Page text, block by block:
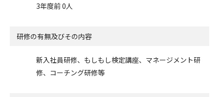
3年度前 0人
研修の有無及びその内容
新入社員研修、もしもし検定講座、マネージメント研
修、コーチング研修等